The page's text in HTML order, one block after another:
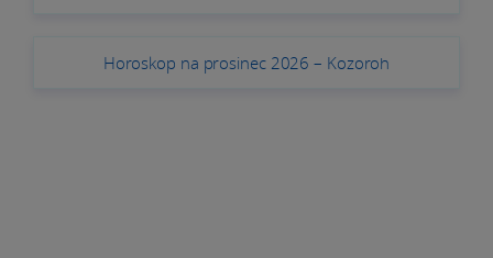
Horoskop na prosinec 2026 – Kozoroh